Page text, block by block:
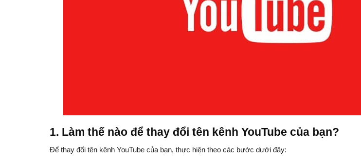
1. Làm thế nào để thay đổi tên kênh YouTube của bạn?
Để thay đổi tên kênh YouTube của bạn, thực hiện theo các bước dưới đây: